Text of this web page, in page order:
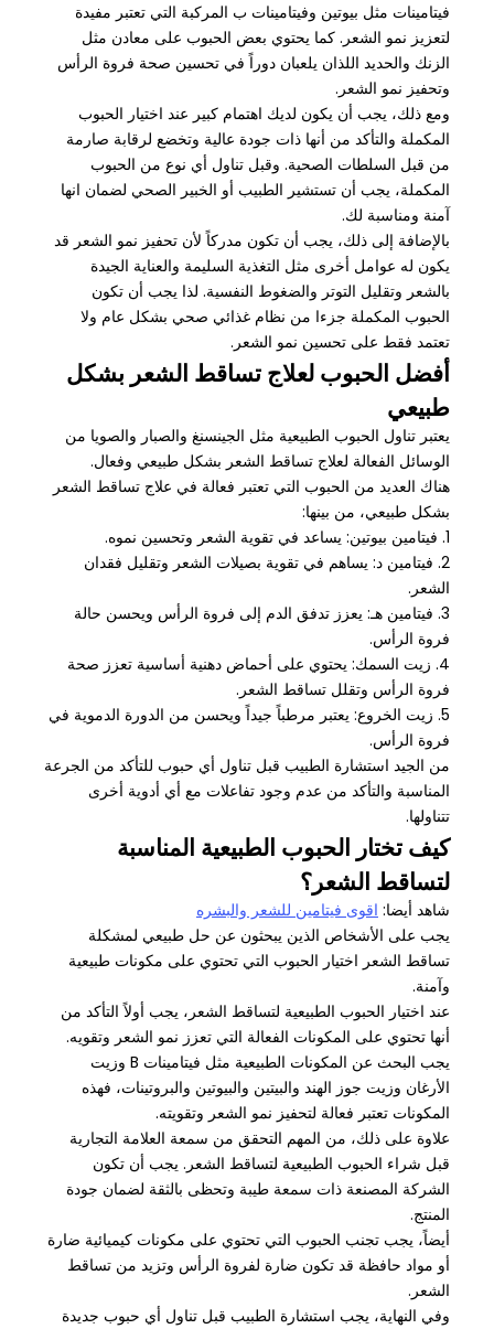
فيتامينات مثل بيوتين وفيتامينات ب المركبة التي تعتبر مفيدة
لتعزيز نمو الشعر. كما يحتوي بعض الحبوب على معادن مثل
الزنك والحديد اللذان يلعبان دوراً في تحسين صحة فروة الرأس
وتحفيز نمو الشعر.
ومع ذلك، يجب أن يكون لديك اهتمام كبير عند اختيار الحبوب
المكملة والتأكد من أنها ذات جودة عالية وتخضع لرقابة صارمة
من قبل السلطات الصحية. وقبل تناول أي نوع من الحبوب
المكملة، يجب أن تستشير الطبيب أو الخبير الصحي لضمان انها
آمنة ومناسبة لك.
بالإضافة إلى ذلك، يجب أن تكون مدركاً لأن تحفيز نمو الشعر قد
يكون له عوامل أخرى مثل التغذية السليمة والعناية الجيدة
بالشعر وتقليل التوتر والضغوط النفسية. لذا يجب أن تكون
الحبوب المكملة جزءا من نظام غذائي صحي بشكل عام ولا
تعتمد فقط على تحسين نمو الشعر.
أفضل الحبوب لعلاج تساقط الشعر بشكل
طبيعي
يعتبر تناول الحبوب الطبيعية مثل الجينسنغ والصبار والصويا من
الوسائل الفعالة لعلاج تساقط الشعر بشكل طبيعي وفعال.
هناك العديد من الحبوب التي تعتبر فعالة في علاج تساقط الشعر
بشكل طبيعي، من بينها:
1. فيتامين بيوتين: يساعد في تقوية الشعر وتحسين نموه.
2. فيتامين د: يساهم في تقوية بصيلات الشعر وتقليل فقدان
الشعر.
3. فيتامين هـ: يعزز تدفق الدم إلى فروة الرأس ويحسن حالة
فروة الرأس.
4. زيت السمك: يحتوي على أحماض دهنية أساسية تعزز صحة
فروة الرأس وتقلل تساقط الشعر.
5. زيت الخروع: يعتبر مرطباً جيداً ويحسن من الدورة الدموية في
فروة الرأس.
من الجيد استشارة الطبيب قبل تناول أي حبوب للتأكد من الجرعة
المناسبة والتأكد من عدم وجود تفاعلات مع أي أدوية أخرى
تتناولها.
كيف تختار الحبوب الطبيعية المناسبة
لتساقط الشعر؟
شاهد أيضا: اقوى فيتامين للشعر والبشره
يجب على الأشخاص الذين يبحثون عن حل طبيعي لمشكلة
تساقط الشعر اختيار الحبوب التي تحتوي على مكونات طبيعية
وآمنة.
عند اختيار الحبوب الطبيعية لتساقط الشعر، يجب أولاً التأكد من
أنها تحتوي على المكونات الفعالة التي تعزز نمو الشعر وتقويه.
يجب البحث عن المكونات الطبيعية مثل فيتامينات B وزيت
الأرغان وزيت جوز الهند والبيتين والبيوتين والبروتينات، فهذه
المكونات تعتبر فعالة لتحفيز نمو الشعر وتقويته.
علاوة على ذلك، من المهم التحقق من سمعة العلامة التجارية
قبل شراء الحبوب الطبيعية لتساقط الشعر. يجب أن تكون
الشركة المصنعة ذات سمعة طيبة وتحظى بالثقة لضمان جودة
المنتج.
أيضاً، يجب تجنب الحبوب التي تحتوي على مكونات كيميائية ضارة
أو مواد حافظة قد تكون ضارة لفروة الرأس وتزيد من تساقط
الشعر.
وفي النهاية، يجب استشارة الطبيب قبل تناول أي حبوب جديدة